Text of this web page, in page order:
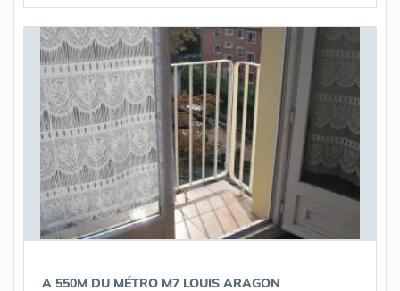
A 550M DU MÉTRO M7 LOUIS ARAGON